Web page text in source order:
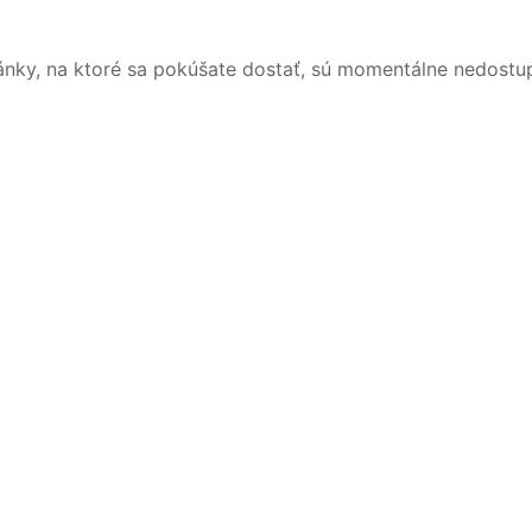
na ktoré sa pokúšate dostať, sú momentálne